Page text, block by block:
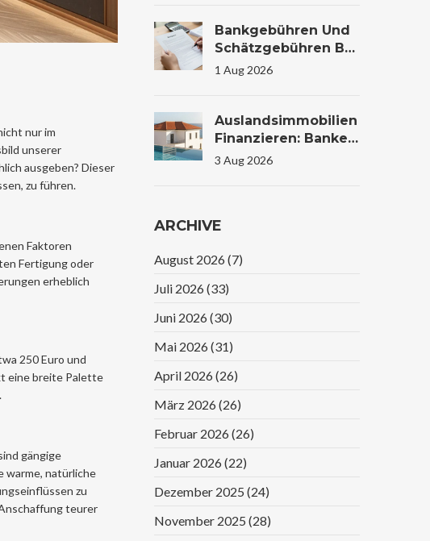
nur im
unserer
ausgeben? Dieser
zu führen.
Faktoren
Fertigung oder
erheblich
250 Euro und
eine breite Palette
gängige
warme, natürliche
zu
teurer
Bankgebühren Und
Schätzgebühren Bei
Immobilienfinanzier
Sparen
1 Aug 2026
Auslandsimmobilien
Finanzieren: Banken,
Zinsen Und
3 Aug 2026
ARCHIVE
August 2026 (7)
Juli 2026 (33)
Juni 2026 (30)
Mai 2026 (31)
April 2026 (26)
März 2026 (26)
Februar 2026 (26)
Januar 2026 (22)
Dezember 2025 (24)
November 2025 (28)